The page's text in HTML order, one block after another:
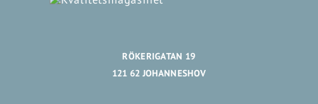
RÖKERIGATAN 19
121 62 JOHANNESHOV